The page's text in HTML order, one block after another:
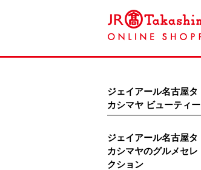
ジェイアール名古屋タ
カシマヤ ビューティー
ジェイアール名古屋タ
カシマヤのグルメセレ
クション